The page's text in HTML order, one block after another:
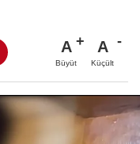
A
Büyüt
A
Küçült